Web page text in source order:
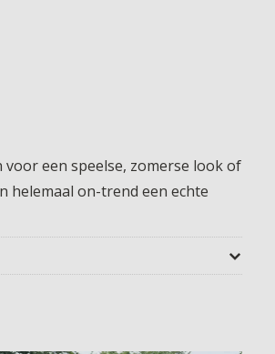
een speelse, zomerse look of
helemaal on-trend een echte